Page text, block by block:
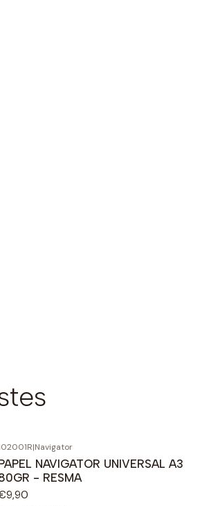
|Navigator
NAVIGATOR UNIVERSAL A3
- RESMA